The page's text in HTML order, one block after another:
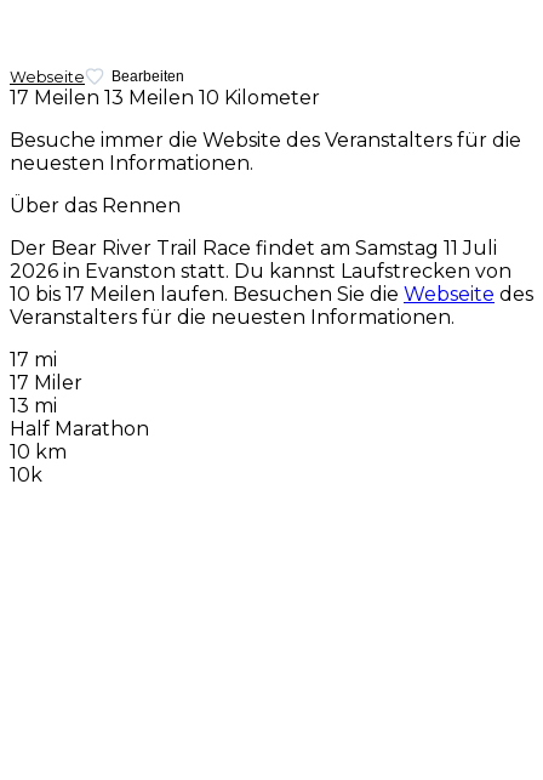
Webseite Bearbeiten
17 Meilen 13 Meilen 10 Kilometer
Besuche immer die Website des Veranstalters für die
neuesten Informationen.
Über das Rennen
Der Bear River Trail Race findet am Samstag 11 Juli
2026 in Evanston statt. Du kannst Laufstrecken von
10 bis 17 Meilen laufen. Besuchen Sie die Webseite des
Veranstalters für die neuesten Informationen.
17 mi
17 Miler
13 mi
Half Marathon
10 km
10k